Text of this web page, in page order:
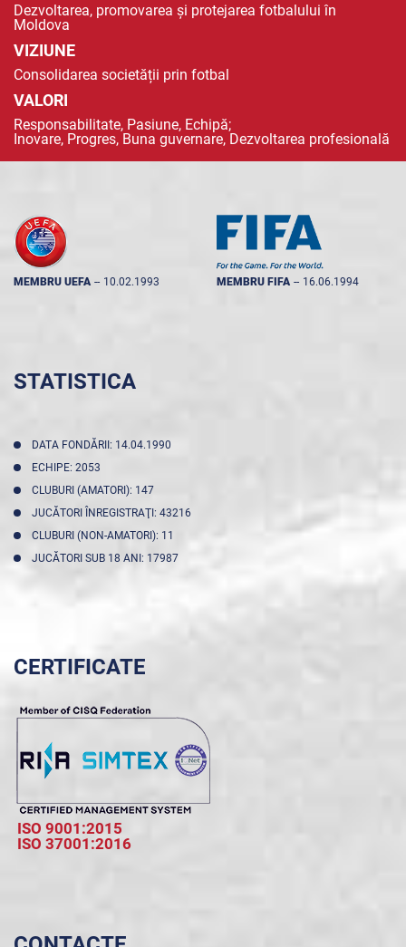
Dezvoltarea, promovarea și protejarea fotbalului în
Moldova
VIZIUNE
Consolidarea societății prin fotbal
VALORI
Responsabilitate, Pasiune, Echipă;
Inovare, Progres, Buna guvernare, Dezvoltarea profesională
MEMBRU UEFA -- 10.02.1993 MEMBRU FIFA -- 16.06.1994
STATISTICA
DATA FONDĂRII: 14.04.1990
ECHIPE: 2053
CLUBURI (AMATORI): 147
JUCĂTORI ÎNREGISTRAŢI: 43216
CLUBURI (NON-AMATORI): 11
JUCĂTORI SUB 18 ANI: 17987
CERTIFICATE
ISO 9001:2015
ISO 37001:2016